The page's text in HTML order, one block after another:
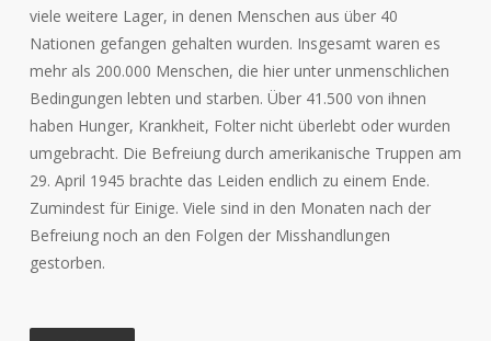
viele weitere Lager, in denen Menschen aus über 40
Nationen gefangen gehalten wurden. Insgesamt waren es
mehr als 200.000 Menschen, die hier unter unmenschlichen
Bedingungen lebten und starben. Über 41.500 von ihnen
haben Hunger, Krankheit, Folter nicht überlebt oder wurden
umgebracht. Die Befreiung durch amerikanische Truppen am
29. April 1945 brachte das Leiden endlich zu einem Ende.
Zumindest für Einige. Viele sind in den Monaten nach der
Befreiung noch an den Folgen der Misshandlungen
gestorben.